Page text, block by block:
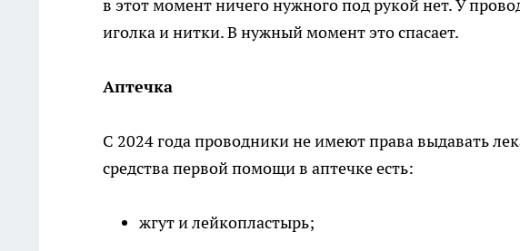
в этот момент ничего нужного под рукой нет. У
иголка и нитки. В нужный момент это спасает.
Аптечка
С 2024 года проводники не имеют права выдавать
средства первой помощи в аптечке есть:
жгут и лейкопластырь;